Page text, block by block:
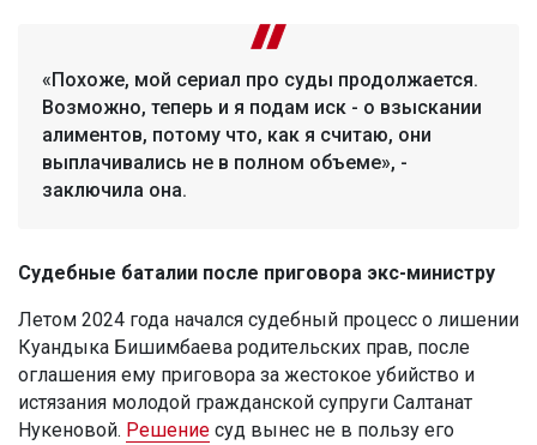
«Похоже, мой сериал про суды продолжается.
Возможно, теперь и я подам иск - о взыскании
алиментов, потому что, как я считаю, они
выплачивались не в полном объеме», -
заключила она.
Судебные баталии после приговора экс-министру
Летом 2024 года начался судебный процесс о лишении
Куандыка Бишимбаева родительских прав, после
оглашения ему приговора за жестокое убийство и
истязания молодой гражданской супруги Салтанат
Нукеновой. Решение суд вынес не в пользу его